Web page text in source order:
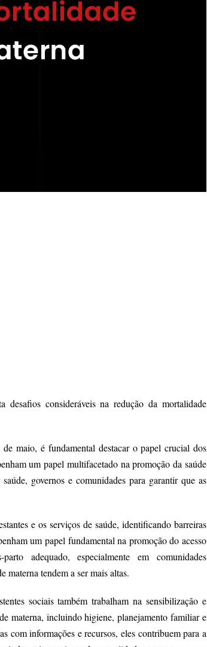
consideráveis na redução da mortalidade
maio, é fundamental destacar o papel crucial dos
um papel multifacetado na promoção da saúde
governos e comunidades para garantir que as
e os serviços de saúde, identificando barreiras
um papel fundamental na promoção do acesso
adequado, especialmente em comunidades
materna tendem a ser mais altas.
sociais também trabalham na sensibilização e
materna, incluindo higiene, planejamento familiar e
com informações e recursos, eles contribuem para a